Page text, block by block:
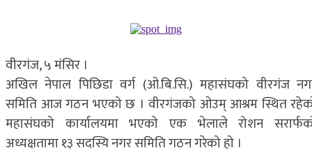
वीरगंज, ५ मंसिर ।
अखिल नेपाल पिछिडा वर्ग (ओ.बि.सि.) महासंघको वीरगंज
समिति आज गठन भएको छ । वीरगंजको ओउम् आश्रम स्थित
महासंघको कार्यालयमा भएको एक भेलाले रोशन
अध्यक्षतामा १३ सदस्यि नगर समिति गठन गरेको हो ।